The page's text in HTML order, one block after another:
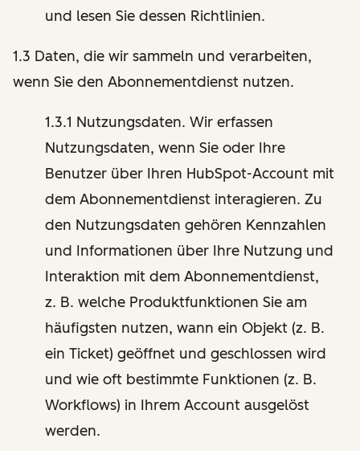
und lesen Sie dessen Richtlinien.
1.3 Daten, die wir sammeln und verarbeiten,
wenn Sie den Abonnementdienst nutzen.
1.3.1 Nutzungsdaten. Wir erfassen
Nutzungsdaten, wenn Sie oder Ihre
Benutzer über Ihren HubSpot-Account mit
dem Abonnementdienst interagieren. Zu
den Nutzungsdaten gehören Kennzahlen
und Informationen über Ihre Nutzung und
Interaktion mit dem Abonnementdienst,
z. B. welche Produktfunktionen Sie am
häufigsten nutzen, wann ein Objekt (z. B.
ein Ticket) geöffnet und geschlossen wird
und wie oft bestimmte Funktionen (z. B.
Workflows) in Ihrem Account ausgelöst
werden.